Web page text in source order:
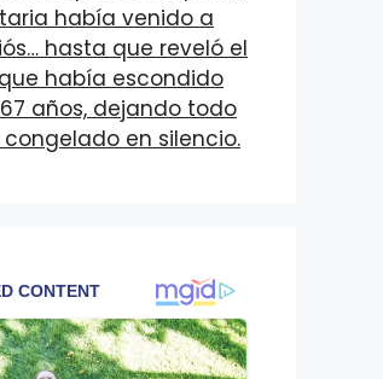
había venido a
hasta que reveló el
había escondido
años, dejando todo
en silencio.